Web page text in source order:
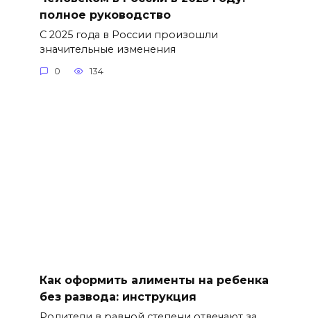
полное руководство
С 2025 года в России произошли
значительные изменения
0 134
Как оформить алименты на ребенка
без развода: инструкция